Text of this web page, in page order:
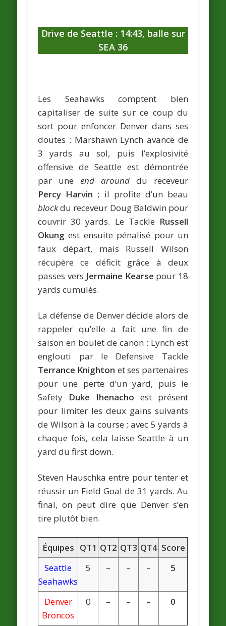
Drive de Seattle : 14:43, balle sur
SEA 36
Les Seahawks comptent bien
capitaliser de suite sur ce coup du
sort pour enfoncer Denver dans ses
doutes : Marshawn Lynch avance de
3 yards au sol, puis l’explosivité
offensive de Seattle est démontrée
par uneend around du receveur
Percy Harvin ; il profite d’un beau
blockdu receveur Doug Baldwin pour
couvrir 30 yards. Le Tackle Russell
Okung est ensuite pénalisé pour un
faux départ, mais Russell Wilson
récupère ce déficit grâce à deux
passes vers Jermaine Kearse pour 18
yards cumulés.
La défense de Denver décide alors de
rappeler qu’elle a fait une fin de
saison en boulet de canon : Lynch est
englouti par le Defensive Tackle
Terrance Knighton et ses partenaires
pour une perte d’un yard, puis le
Safety Duke Ihenacho est présent
pour limiter les deux gains suivants
de Wilson à la course ; avec 5 yards à
chaque fois, cela laisse Seattle à un
yard du first down.
Steven Hauschka entre pour tenter et
réussir un Field Goal de 31 yards. Au
final, on peut dire que Denver s’en
tire plutôt bien.
Équipes QT1 QT2 QT3 QT4 Score
Seattle
Seahawks
5 – – – 5
Denver
Broncos
0 – – – 0